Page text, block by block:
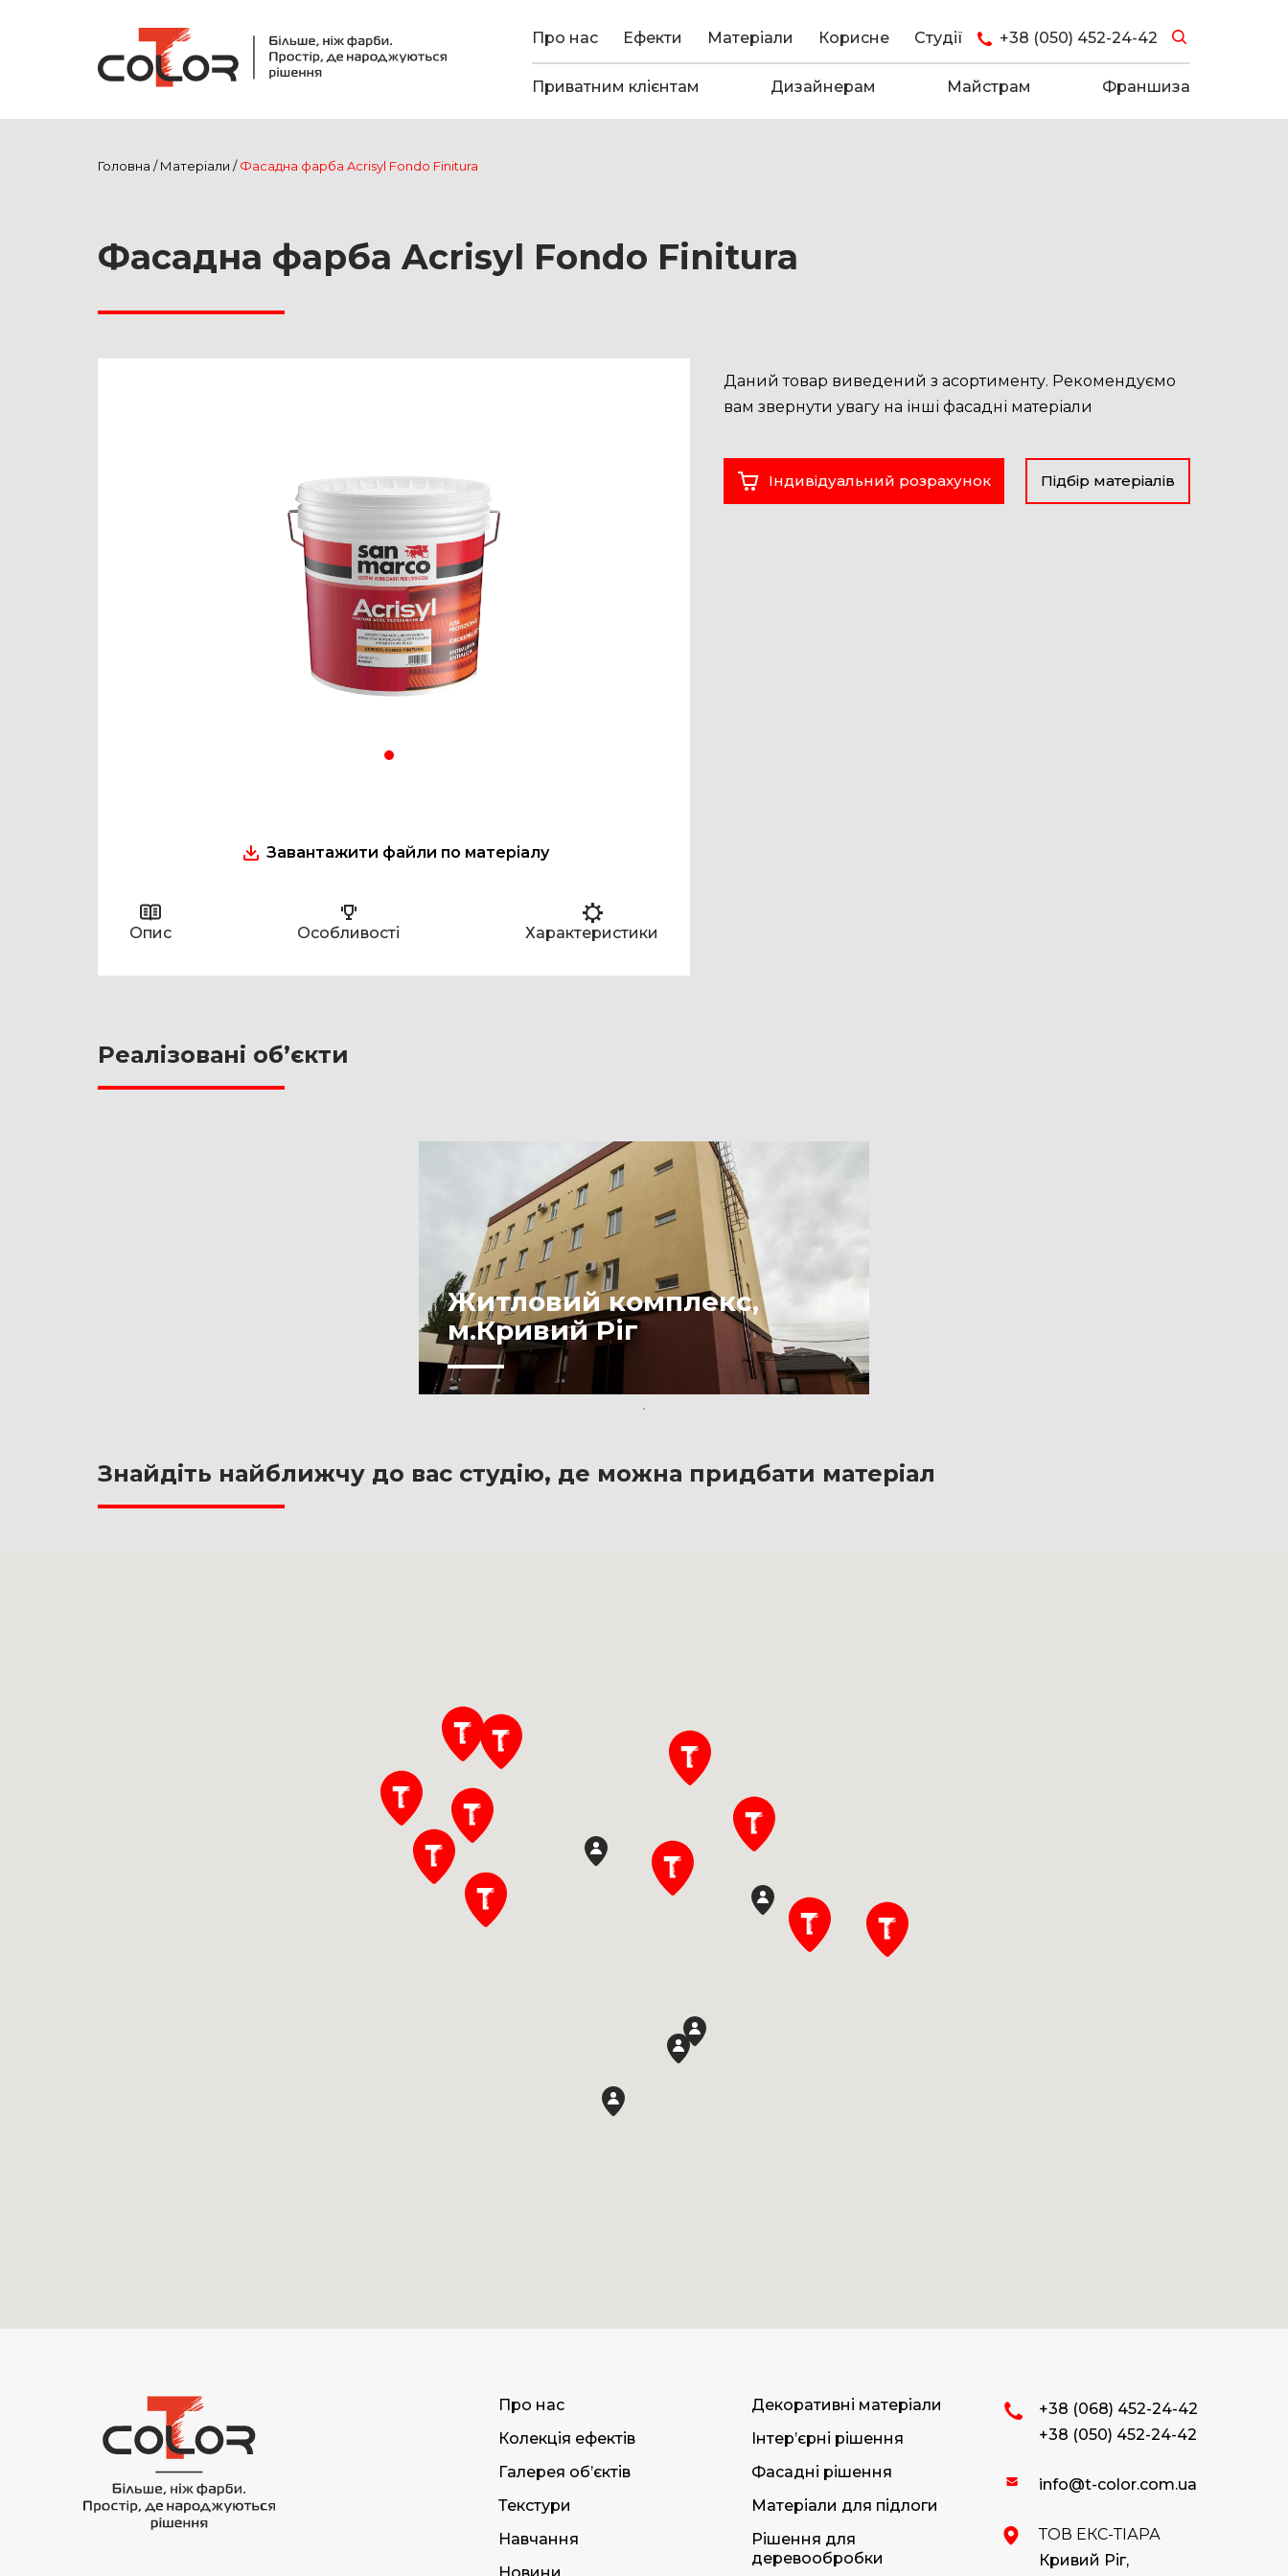
Про нас Ефекти Матеріали Корисне Студії +38 (050) 452-24-42
Приватним клієнтам Дизайнерам Майстрам Франшиза
Головна /Матеріали /Фасадна фарба Acrisyl Fondo Finitura
Фасадна фарба Acrisyl Fondo Finitura
Завантажити файли по матеріалу
Опис Особливості Характеристики
Даний товар виведений з асортименту. Рекомендуємо
вам звернути увагу на інші фасадні матеріали
Індивідуальний розрахунок Підбір матеріалів
Реалізовані об’єкти
Житловий комплекс,
м.Кривий Ріг
Знайдіть найближчу до вас студію, де можна придбати матеріал
Про нас
Колекція ефектів
Галерея об’єктів
Текстури
Навчання
Декоративні матеріали
Інтер’єрні рішення
Фасадні рішення
Матеріали для підлоги
Рішення для
деревообробки
+38 (068) 452-24-42
+38 (050) 452-24-42
info@t-color.com.ua
ТОВ ЕКС-ТІАРА
Кривий Ріг,